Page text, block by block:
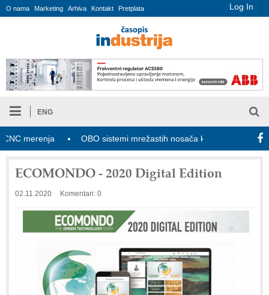
Log In
O nama Marketing Arhiva Kontakt Pretplata
ENG
merenja OBO sistemi mrežastih nosača kablova Novi
ECOMONDO - 2020 Digital Edition
02.11.2020 Komentari: 0